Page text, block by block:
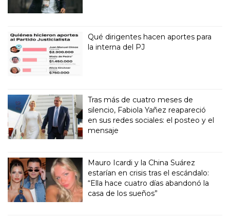
Qué dirigentes hacen aportes para
la interna del PJ
Tras más de cuatro meses de
silencio, Fabiola Yañez reapareció
en sus redes sociales: el posteo y el
mensaje
Mauro Icardi y la China Suárez
estarían en crisis tras el escándalo:
“Ella hace cuatro días abandonó la
casa de los sueños”